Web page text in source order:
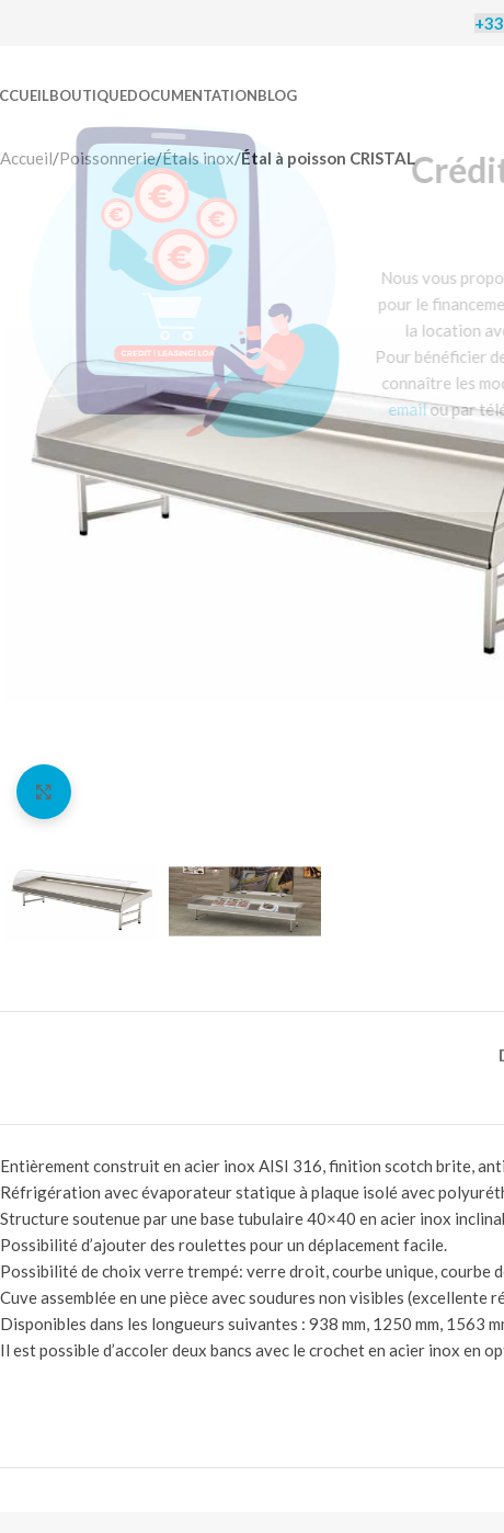
Nous
pour le
la
Pour
emailou
BOUTIQUEDOCUMENTATIONBLOG
Accueil/Poissonnerie/Étals inox/Étal à poisson CRISTAL
Entièrement construit en acier inox AISI 316, finition scotch brite,
Réfrigération avec évaporateur statique à plaque isolé avec
Structure soutenue par une base tubulaire 40×40 en acier inox
Possibilité d’ajouter des roulettes pour un déplacement facile.
Possibilité de choix verre trempé: verre droit, courbe unique, courbe
Cuve assemblée en une pièce avec soudures non visibles (excellente
Disponibles dans les longueurs suivantes : 938 mm, 1250 mm, 1563
Il est possible d’accoler deux bancs avec le crochet en acier inox en